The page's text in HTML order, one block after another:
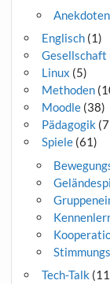
Anekdoten
Englisch(1)
Gesellschaft
Linux (5)
Methoden
Moodle(38)
Pädagogik
Spiele(61)
Tech-Talk